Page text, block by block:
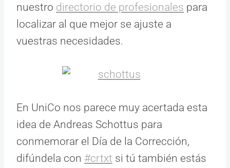
nuestro directorio de profesionales para
localizar al que mejor se ajuste a
vuestras necesidades.
En UniCo nos parece muy acertada esta
idea de Andreas Schottus para
conmemorar el Día de la Corrección,
difúndela con #crtxt si tú también estás